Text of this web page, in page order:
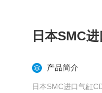
日本SMC
产品简介
日本SMC进口气缸